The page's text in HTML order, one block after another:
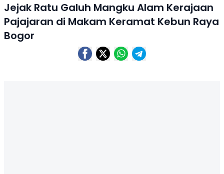
Jejak Ratu Galuh Mangku Alam Kerajaan
Pajajaran di Makam Keramat Kebun Raya
Bogor